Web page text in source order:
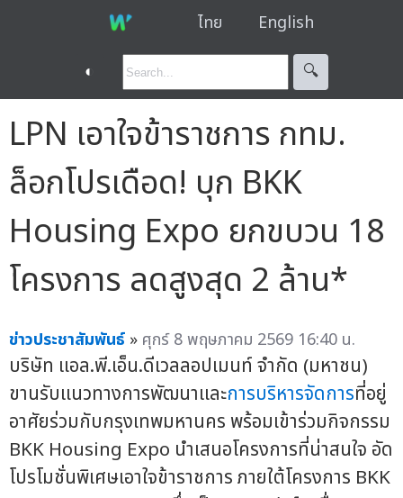
ไทย English
◐ 🔍︎
LPN เอาใจข้าราชการ กทม.
ล็อกโปรเดือด! บุก BKK
Housing Expo ยกขบวน 18
โครงการ ลดสูงสุด 2 ล้าน*
ข่าวประชาสัมพันธ์ » ศุกร์ 8 พฤษภาคม 2569 16:40 น.
บริษัท แอล.พี.เอ็น.ดีเวลลอปเมนท์ จำกัด (มหาชน)
ขานรับแนวทางการพัฒนาและการบริหารจัดการที่อยู่
อาศัยร่วมกับกรุงเทพมหานคร พร้อมเข้าร่วมกิจกรรม
BKK Housing Expo นำเสนอโครงการที่น่าสนใจ อัด
โปรโมชั่นพิเศษเอาใจข้าราชการ ภายใต้โครงการ BKK